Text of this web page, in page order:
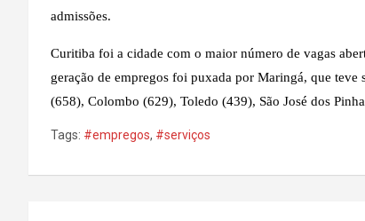
admissões.
Curitiba foi a cidade com o maior número de vagas
geração de empregos foi puxada por Maringá, que
(658), Colombo (629), Toledo (439), São José dos
Tags: #empregos, #serviços